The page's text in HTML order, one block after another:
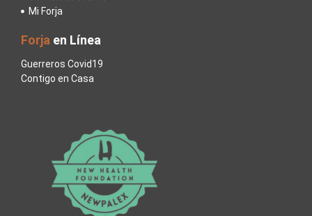
Mi Forja
Forja en Línea
Guerreros Covid19
Contigo en Casa